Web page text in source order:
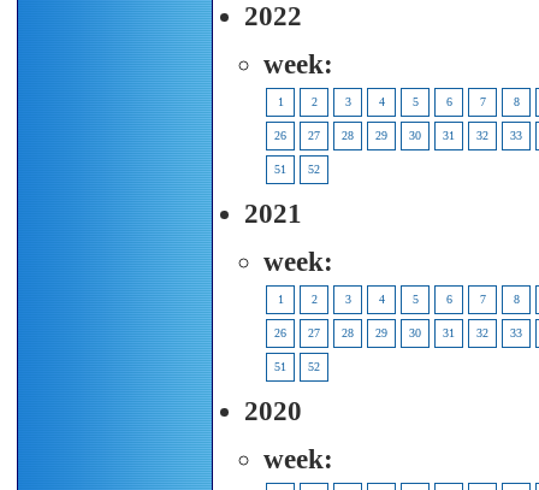
2022
week:
1 2 3 4 5 6 7 8
26 27 28 29 30 31 32 33
51 52
2021
week:
1 2 3 4 5 6 7 8
26 27 28 29 30 31 32 33
51 52
2020
week: